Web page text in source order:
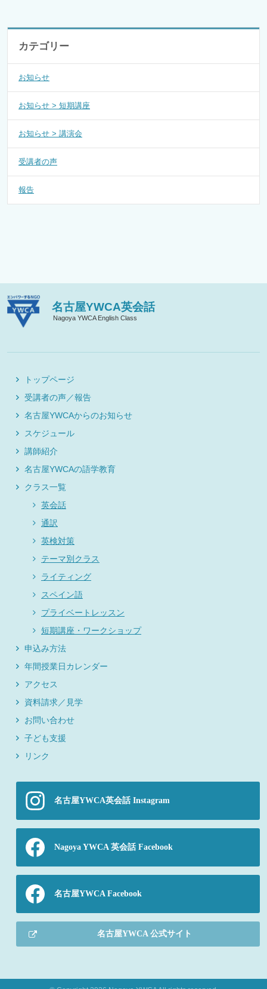
カテゴリー
お知らせ
お知らせ > 短期講座
お知らせ > 講演会
受講者の声
報告
名古屋YWCA英会話
Nagoya YWCA English Class
トップページ
受講者の声／報告
名古屋YWCAからのお知らせ
スケジュール
講師紹介
名古屋YWCAの語学教育
クラス一覧
英会話
通訳
英検対策
テーマ別クラス
ライティング
スペイン語
プライベートレッスン
短期講座・ワークショップ
申込み方法
年間授業日カレンダー
アクセス
資料請求／見学
お問い合わせ
子ども支援
リンク
名古屋YWCA英会話 Instagram
Nagoya YWCA 英会話 Facebook
名古屋YWCA Facebook
名古屋YWCA 公式サイト